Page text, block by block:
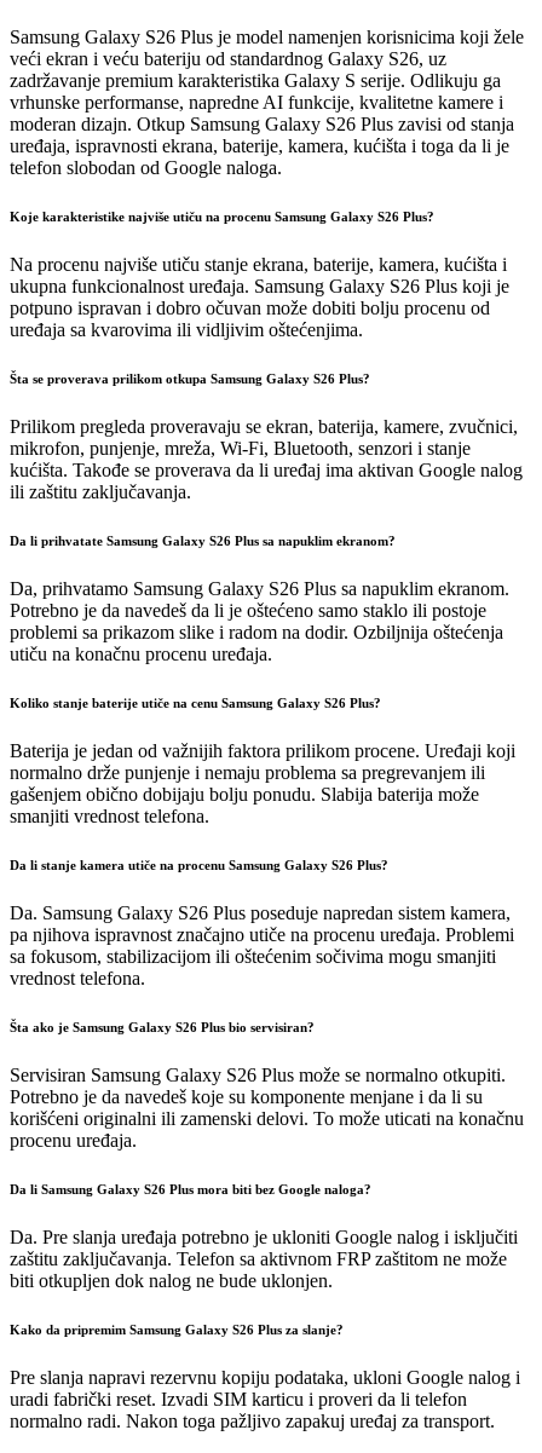
Samsung Galaxy S26 Plus je model namenjen korisnicima koji žele
veći ekran i veću bateriju od standardnog Galaxy S26, uz
zadržavanje premium karakteristika Galaxy S serije. Odlikuju ga
vrhunske performanse, napredne AI funkcije, kvalitetne kamere i
moderan dizajn. Otkup Samsung Galaxy S26 Plus zavisi od stanja
uređaja, ispravnosti ekrana, baterije, kamera, kućišta i toga da li je
telefon slobodan od Google naloga.
Koje karakteristike najviše utiču na procenu Samsung Galaxy S26 Plus?
Na procenu najviše utiču stanje ekrana, baterije, kamera, kućišta i
ukupna funkcionalnost uređaja. Samsung Galaxy S26 Plus koji je
potpuno ispravan i dobro očuvan može dobiti bolju procenu od
uređaja sa kvarovima ili vidljivim oštećenjima.
Šta se proverava prilikom otkupa Samsung Galaxy S26 Plus?
Prilikom pregleda proveravaju se ekran, baterija, kamere, zvučnici,
mikrofon, punjenje, mreža, Wi-Fi, Bluetooth, senzori i stanje
kućišta. Takođe se proverava da li uređaj ima aktivan Google nalog
ili zaštitu zaključavanja.
Da li prihvatate Samsung Galaxy S26 Plus sa napuklim ekranom?
Da, prihvatamo Samsung Galaxy S26 Plus sa napuklim ekranom.
Potrebno je da navedeš da li je oštećeno samo staklo ili postoje
problemi sa prikazom slike i radom na dodir. Ozbiljnija oštećenja
utiču na konačnu procenu uređaja.
Koliko stanje baterije utiče na cenu Samsung Galaxy S26 Plus?
Baterija je jedan od važnijih faktora prilikom procene. Uređaji koji
normalno drže punjenje i nemaju problema sa pregrevanjem ili
gašenjem obično dobijaju bolju ponudu. Slabija baterija može
smanjiti vrednost telefona.
Da li stanje kamera utiče na procenu Samsung Galaxy S26 Plus?
Da. Samsung Galaxy S26 Plus poseduje napredan sistem kamera,
pa njihova ispravnost značajno utiče na procenu uređaja. Problemi
sa fokusom, stabilizacijom ili oštećenim sočivima mogu smanjiti
vrednost telefona.
Šta ako je Samsung Galaxy S26 Plus bio servisiran?
Servisiran Samsung Galaxy S26 Plus može se normalno otkupiti.
Potrebno je da navedeš koje su komponente menjane i da li su
korišćeni originalni ili zamenski delovi. To može uticati na konačnu
procenu uređaja.
Da li Samsung Galaxy S26 Plus mora biti bez Google naloga?
Da. Pre slanja uređaja potrebno je ukloniti Google nalog i isključiti
zaštitu zaključavanja. Telefon sa aktivnom FRP zaštitom ne može
biti otkupljen dok nalog ne bude uklonjen.
Kako da pripremim Samsung Galaxy S26 Plus za slanje?
Pre slanja napravi rezervnu kopiju podataka, ukloni Google nalog i
uradi fabrički reset. Izvadi SIM karticu i proveri da li telefon
normalno radi. Nakon toga pažljivo zapakuj uređaj za transport.